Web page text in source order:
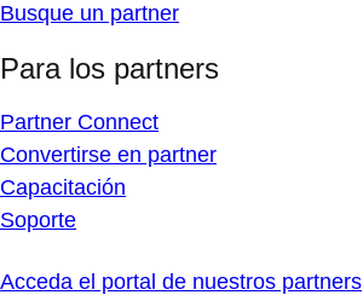
Busque un partner
Para los partners
Partner Connect
Convertirse en partner
Capacitación
Soporte
Acceda el portal de nuestros partners